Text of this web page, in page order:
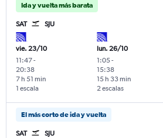
Ida y vuelta más barata
SAT SJU
vie. 23/10
11:47-
20:38
1 escala
7 h 51 min
lun. 26/10
1:05-
15:38
2 escalas
15 h 33 min
El más corto de ida y vuelta
SAT SJU